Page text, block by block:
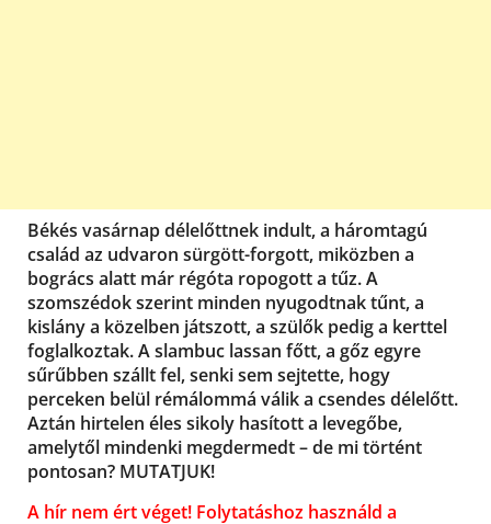
Békés vasárnap délelőttnek indult, a háromtagú
család az udvaron sürgött-forgott, miközben a
bogrács alatt már régóta ropogott a tűz. A
szomszédok szerint minden nyugodtnak tűnt, a
kislány a közelben játszott, a szülők pedig a kerttel
foglalkoztak. A slambuc lassan főtt, a gőz egyre
sűrűbben szállt fel, senki sem sejtette, hogy
perceken belül rémálommá válik a csendes délelőtt.
Aztán hirtelen éles sikoly hasított a levegőbe,
amelytől mindenki megdermedt – de mi történt
pontosan? MUTATJUK!
A hír nem ért véget! Folytatáshoz használd a